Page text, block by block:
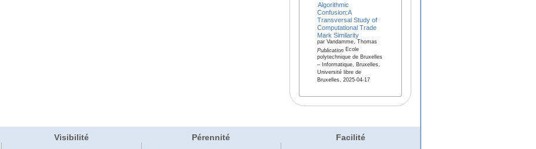
Algorithmic
Confusion:A
Transversal Study of
Computational Trade
Mark Similarity
par Vandamme, Thomas
PublicationEcole
polytechnique de Bruxelles
– Informatique, Bruxelles,
Université libre de
Bruxelles, 2025-04-17
Visibilité Pérennité Facilité